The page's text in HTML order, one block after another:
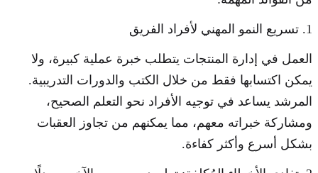
1. تسريع النمو المهني لأفراد الفريق
العمل في إدارة المنتجات يتطلب خبرة عملية كبيرة، ولا
يمكن اكتسابها فقط من خلال الكتب والدورات التدريبية.
المرشد يساعد في توجيه الأفراد نحو التعلم الصحيح،
ومشاركة خبراته معهم، مما يمكنهم من تجاوز العقبات
بشكل أسرع وأكثر كفاءة.